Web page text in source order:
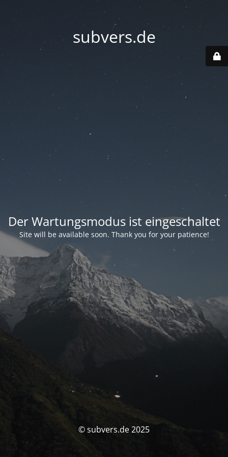
subvers.de
Der Wartungsmodus ist eingeschaltet
Site will be available soon. Thank you for your patience!
© subvers.de 2025